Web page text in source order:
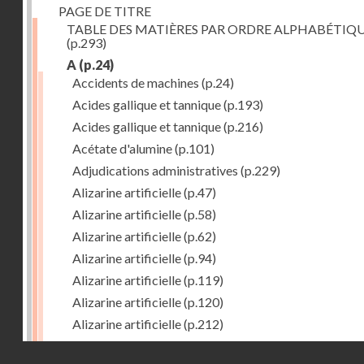
PAGE DE TITRE
TABLE DES MATIÈRES PAR ORDRE
(p.293)
A (p.24)
Accidents de machines (p.24)
Acides gallique et tannique(p.193)
Acides gallique et tannique(p.216)
Acétate d'alumine(p.101)
Adjudications administratives (p.229)
Alizarine artificielle(p.47)
Alizarine artificielle(p.58)
Alizarine artificielle(p.62)
Alizarine artificielle(p.94)
Alizarine artificielle(p.119)
Alizarine artificielle(p.120)
Alizarine artificielle(p.212)
Alizarine artificielle(p.256)